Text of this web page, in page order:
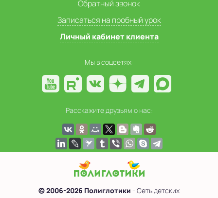
Обратный звонок
Записаться на пробный урок
Личный кабинет клиента
Мы в соцсетях:
Расскажите друзьям о нас:
© 2006-2026 Полиглотики - Сеть детских